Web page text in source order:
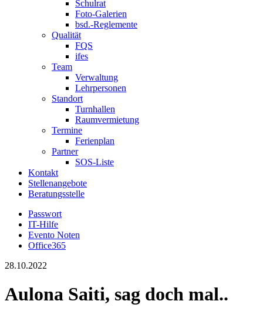
Schulrat
Foto-Galerien
bsd.-Reglemente
Qualität
FQS
ifes
Team
Verwaltung
Lehrpersonen
Standort
Turnhallen
Raumvermietung
Termine
Ferienplan
Partner
SOS-Liste
Kontakt
Stellenangebote
Beratungsstelle
Passwort
IT-Hilfe
Evento Noten
Office365
28.10.2022
Aulona Saiti, sag doch mal..